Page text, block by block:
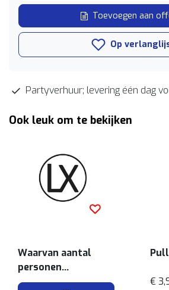
Toevoegen aan
Op
Partyverhuur; levering één dag
Ook leuk om te bekijken
Waarvan aantal
personen
vegetarisch
€